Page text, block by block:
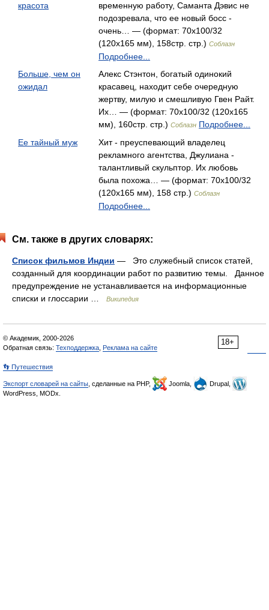
красота
временную работу, Саманта Дэвис не
подозревала, что ее новый босс -
очень… — (формат: 70x100/32
(120х165 мм), 158стр. стр.) Соблазн
Подробнее...
Больше, чем он
ожидал
Алекс Стэнтон, богатый одинокий
красавец, находит себе очередную
жертву, милую и смешливую Гвен Райт.
Их… — (формат: 70x100/32 (120х165
мм), 160стр. стр.) Соблазн Подробнее...
Ее тайный муж
Хит - преуспевающий владелец
рекламного агентства, Джулиана -
талантливый скульптор. Их любовь
была похожа… — (формат: 70x100/32
(120х165 мм), 158 стр.) Соблазн
Подробнее...
См. также в других словарях:
Список фильмов Индии — Это служебный список статей,
созданный для координации работ по развитию темы. Данное
предупреждение не устанавливается на информационные
списки и глоссарии …
Википедия
18+
© Академик, 2000-2026
Обратная связь: Техподдержка Реклама на сайте
👣 Путешествия
Экспорт словарей на сайты , сделанные на PHP, Joomla,
Drupal,
WordPress, MODx.